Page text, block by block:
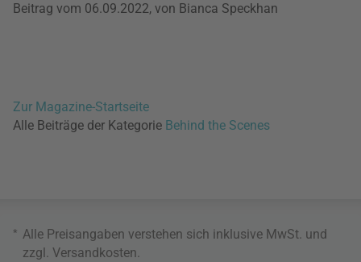
Beitrag vom 06.09.2022, von Bianca Speckhan
Zur Magazine-Startseite
Alle Beiträge der Kategorie Behind the Scenes
* Alle Preisangaben verstehen sich inklusive MwSt. und
zzgl. Versandkosten.